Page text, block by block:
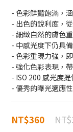
- 色彩鮮豔飽滿，
- 出色的銳利度，
- 細緻自然的膚色
- 中感光度下仍具
- 色彩重現力強，
- 強化色彩表現，
- ISO 200 感光度
- 優秀的曝光適應
NT$360